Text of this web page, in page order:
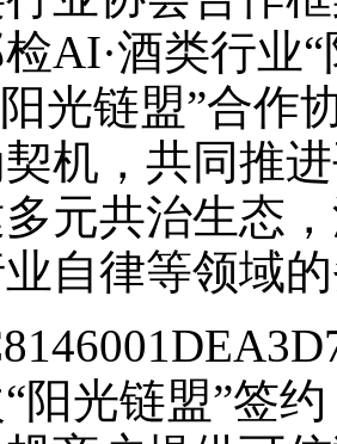
AI·酒类行业
光链盟”合作
机，共同推
元共治生态
自律等领域
光链盟”签约